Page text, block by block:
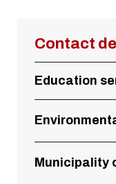
Contact
Education
Municipality